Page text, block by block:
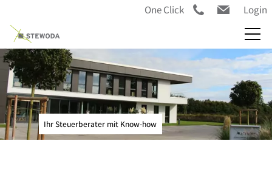
Login
One Click
Ihr Steuerberater mit Know-how